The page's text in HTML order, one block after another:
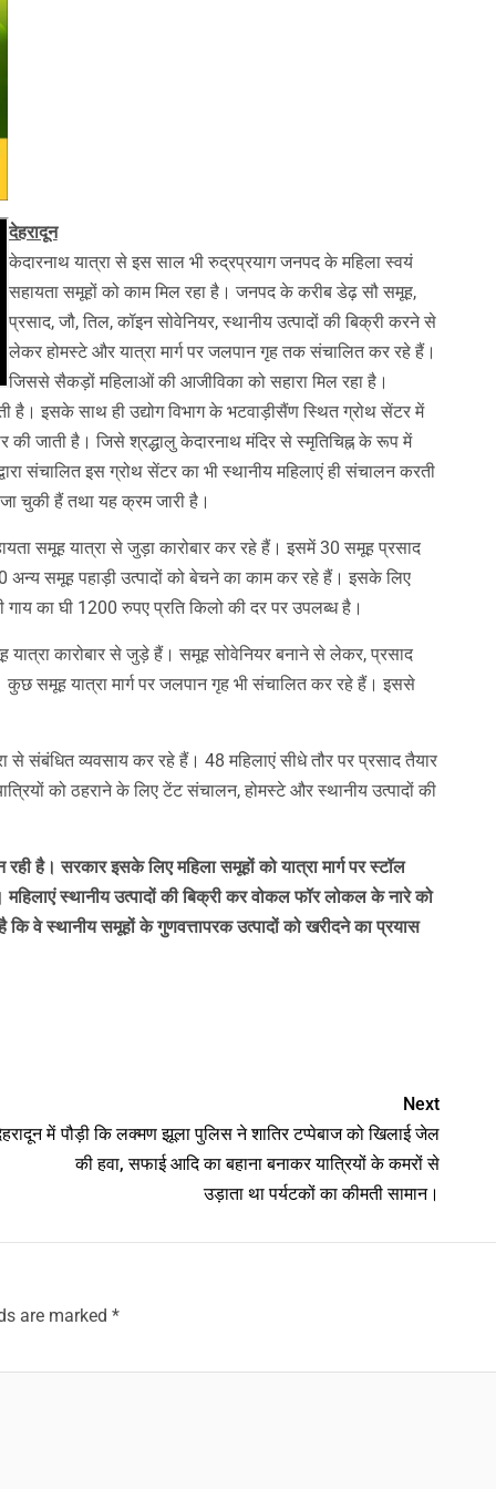
देहरादून
केदारनाथ यात्रा से इस साल भी रुद्रप्रयाग जनपद के महिला स्वयं
सहायता समूहों को काम मिल रहा है। जनपद के करीब डेढ़ सौ समूह,
प्रसाद, जौ, तिल, कॉइन सोवेनियर, स्थानीय उत्पादों की बिक्री करने से
लेकर होमस्टे और यात्रा मार्ग पर जलपान गृह तक संचालित कर रहे हैं।
जिससे सैकड़ों महिलाओं की आजीविका को सहारा मिल रहा है।
है। इसके साथ ही उद्योग विभाग के भटवाड़ीसैंण स्थित ग्रोथ सेंटर में
की जाती है। जिसे श्रद्धालु केदारनाथ मंदिर से स्मृतिचिह्न के रूप में
संचालित इस ग्रोथ सेंटर का भी स्थानीय महिलाएं ही संचालन करती
चुकी हैं तथा यह क्रम जारी है।
समूह यात्रा से जुड़ा कारोबार कर रहे हैं। इसमें 30 समूह प्रसाद
समूह पहाड़ी उत्पादों को बेचने का काम कर रहे हैं। इसके लिए
का घी 1200 रुपए प्रति किलो की दर पर उपलब्ध है।
यात्रा कारोबार से जुड़े हैं। समूह सोवेनियर बनाने से लेकर, प्रसाद
कुछ समूह यात्रा मार्ग पर जलपान गृह भी संचालित कर रहे हैं। इससे
संबंधित व्यवसाय कर रहे हैं। 48 महिलाएं सीधे तौर पर प्रसाद तैयार
को ठहराने के लिए टेंट संचालन, होमस्टे और स्थानीय उत्पादों की
है। सरकार इसके लिए महिला समूहों को यात्रा मार्ग पर स्टॉल
स्थानीय उत्पादों की बिक्री कर वोकल फॉर लोकल के नारे को
कि वे स्थानीय समूहों के गुणवत्तापरक उत्पादों को खरीदने का प्रयास
में
Next
पौड़ी कि लक्मण झूला पुलिस ने शातिर टप्पेबाज को खिलाई जेल
की हवा, सफाई आदि का बहाना बनाकर यात्रियों के कमरों से
उड़ाता था पर्यटकों का कीमती सामान।
are marked *